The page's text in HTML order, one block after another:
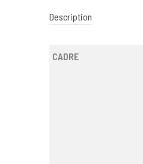
Description
CADRE